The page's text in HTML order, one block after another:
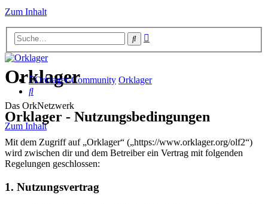
Zum Inhalt
Suche
Orklager
Das OrkNetzwerk
Zum Inhalt
Orklager-Community Orklager
Suche
Orklager - Nutzungsbedingungen
Mit dem Zugriff auf „Orklager“ („https://www.orklager.org/olf2“)
wird zwischen dir und dem Betreiber ein Vertrag mit folgenden
Regelungen geschlossen:
1. Nutzungsvertrag